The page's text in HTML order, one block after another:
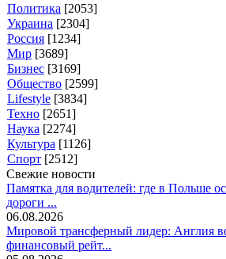
Политика [2053]
Украина [2304]
Россия [1234]
Мир [3689]
Бизнес [3169]
Общество [2599]
Lifestyle [3834]
Техно [2651]
Наука [2274]
Культура [1126]
Спорт [2512]
Свежие новости
Памятка для водителей: где в Польше
дороги ...
06.08.2026
Мировой трансферный лидер: Англия
финансовый рейт...